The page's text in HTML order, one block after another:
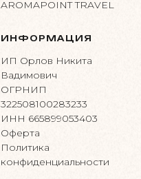
AROMAPOINT TRAVEL
ИНФОРМАЦИЯ
ИП Орлов Никита
Вадимович
ОГРНИП
322508100283233
ИНН 665899053403
Оферта
Политика
конфиденциальности